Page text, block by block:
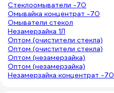
Стеклоомыватели -70
Омывайка концентрат -70
Омыватели стекол
Незамерзайка 1Л
Оптом (очистители стекла)
Оптом (очистители стекла)
Оптом (незамерзайка)
Оптом (незамерзайка)
Незамерзайка концентрат -70